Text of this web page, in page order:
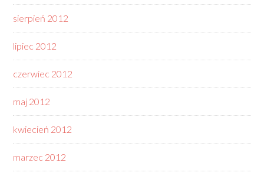
sierpień 2012
lipiec 2012
czerwiec 2012
maj 2012
kwiecień 2012
marzec 2012